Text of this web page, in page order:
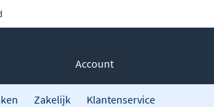
Account
Zakelijk Klantenservice